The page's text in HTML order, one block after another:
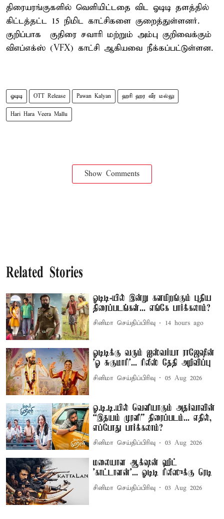
திரையரங்குகளில் வெளியிட்டதை விட ஓடிடி தளத்தில்
கிட்டத்தட்ட 15 நிமிட காட்சிகளை குறைத்துள்ளனர்.
குறிப்பாக குதிரை சவாரி மற்றும் அம்பு குறிவைக்கும்
விஎப்எக்ஸ் (VFX) காட்சி ஆகியவை நீக்கப்பட்டுள்ளன.
ஓடிடி OTT Release Pawan Kalyan ஹரி ஹர வீர மல்லு
Hari Hara Veera Mallu
Show Comments
Related Stories
ஓடிடி-யில் இன்று களமிறங்கும் புதிய
திரைப்படங்கள்... எங்கே பார்க்கலாம்?
சினிமா செய்திப்பிரிவு 14 hours ago
ஓடிடிக்கு வரும் ஐஸ்வர்யா ராஜேஷின்
'ஓ சுகுமாரி'... ரிலீஸ் தேதி அறிவிப்பு
சினிமா செய்திப்பிரிவு 05 Aug 2026
ஓ.டி.டி.யில் வெளியாகும் அதர்வாவின்
“இதயம் முரளி” திரைப்படம்... எதில்,
எப்போது பார்க்கலாம்?
சினிமா செய்திப்பிரிவு 03 Aug 2026
மலையாள ஆக்‌ஷன் ஹிட்
'காட்டாளன்'... ஓடிடி ரிலீஸுக்கு ரெடி
சினிமா செய்திப்பிரிவு 03 Aug 2026